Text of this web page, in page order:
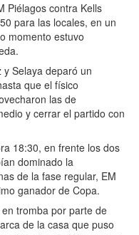
Piélagos contra Kells
para las locales, en un
momento estuvo
Selaya deparó un
que el físico
las de
y cerrar el partido con
18:30, en frente los dos
dominado la
de la fase regular, EM
ganador de Copa.
tromba por parte de
de la casa que puso